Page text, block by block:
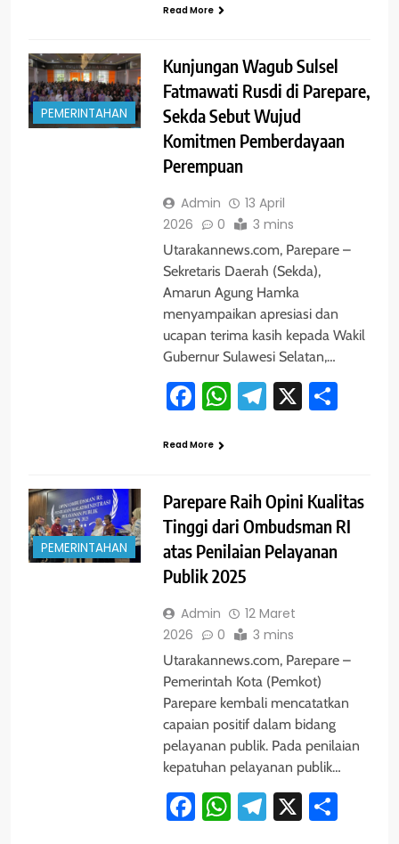
Read More
PEMERINTAHAN
Kunjungan Wagub Sulsel
Fatmawati Rusdi di Parepare,
Sekda Sebut Wujud
Komitmen Pemberdayaan
Perempuan
Admin
13 April
2026
0 3 mins
Utarakannews.com, Parepare –
Sekretaris Daerah (Sekda),
Amarun Agung Hamka
menyampaikan apresiasi dan
ucapan terima kasih kepada Wakil
Gubernur Sulawesi Selatan,…
Facebook
WhatsApp
Telegram
X
Read More
PEMERINTAHAN
Parepare Raih Opini Kualitas
Tinggi dari Ombudsman RI
atas Penilaian Pelayanan
Publik 2025
Admin
12 Maret
2026
0 3 mins
Utarakannews.com, Parepare –
Pemerintah Kota (Pemkot)
Parepare kembali mencatatkan
capaian positif dalam bidang
pelayanan publik. Pada penilaian
kepatuhan pelayanan publik…
Facebook
WhatsApp
Telegram
X